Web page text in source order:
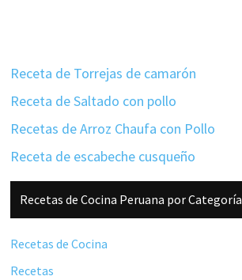
Receta de Torrejas de camarón
Receta de Saltado con pollo
Recetas de Arroz Chaufa con Pollo
Receta de escabeche cusqueño
Barra
lateral
principal
Recetas de Cocina Peruana por Categoría
Recetas de Cocina
Recetas